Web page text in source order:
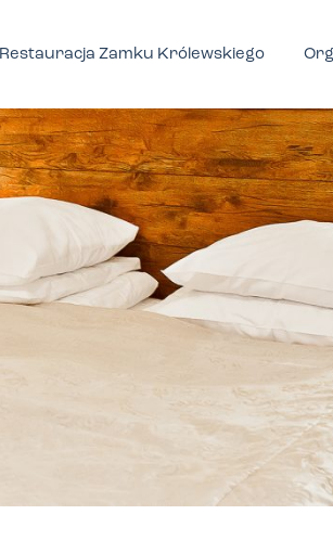
Restauracja Zamku Królewskiego